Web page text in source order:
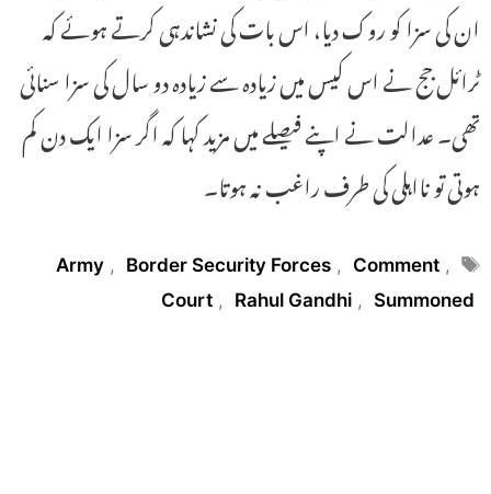
ان کی سزا کو روک دیا، اس بات کی نشاندہی کرتے ہوئے کہ
ٹرائل جج نے اس کیس میں زیادہ سے زیادہ دو سال کی سزا سنائی
تھی۔ عدالت نے اپنے فیصلے میں مزید کہا کہ اگر سزا ایک دن کم
ہوتی تو نااہلی کی طرف راغب نہ ہوتا۔
Tags
Army , Border Security Forces , Comment ,
Court , Rahul Gandhi , Summoned